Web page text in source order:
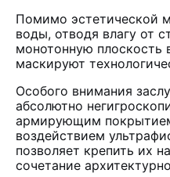
Помимо эстетической
воды, отводя влагу от
монотонную плоскость
маскируют
Особого внимания
абсолютно
армирующим
воздействием
позволяет крепить их
сочетание